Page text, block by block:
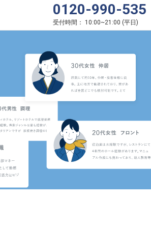
0120-990-535
受付時間： 10:00~21:00 (平日 )